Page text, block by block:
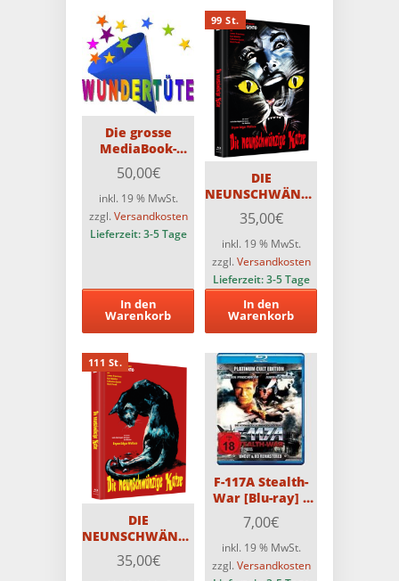
Die grosse
MediaBook-
Wundertüte mit
5 MediaBooks,
teilweise FSK 18
50,00€
inkl. 19 % MwSt.
zzgl. Versandkosten
Lieferzeit:3-5 Tage
In den
Warenkorb
99 St.
DIE
NEUNSCHWÄNZIGE
KATZE – 3-Disc
Original ASTRO
Medienbuch-
Cover E –
Limitiert auf 99
Stück – 4K auf
Blu-ray
35,00€
inkl. 19 % MwSt.
zzgl. Versandkosten
Lieferzeit:3-5 Tage
In den
Warenkorb
111 St.
DIE
NEUNSCHWÄNZIGE
KATZE – 3-Disc
Original ASTRO
35,00€
F-117A Stealth-
War [Blu-ray] –
PCE
7,00€
inkl. 19 % MwSt.
zzgl. Versandkosten